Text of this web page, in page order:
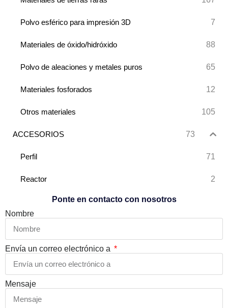
Polvo esférico para impresión 3D 7
Materiales de óxido/hidróxido 88
Polvo de aleaciones y metales puros 65
Materiales fosforados 12
Otros materiales 105
ACCESORIOS 73
Perfil 71
Reactor 2
Ponte en contacto con nosotros
Nombre
Envía un correo electrónico a
Mensaje